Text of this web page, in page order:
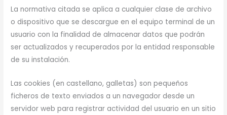
La normativa citada se aplica a cualquier clase de archivo
o dispositivo que se descargue en el equipo terminal de un
usuario con la finalidad de almacenar datos que podrán
ser actualizados y recuperados por la entidad responsable
de su instalación.
Las cookies (en castellano, galletas) son pequeños
ficheros de texto enviados a un navegador desde un
servidor web para registrar actividad del usuario en un sitio